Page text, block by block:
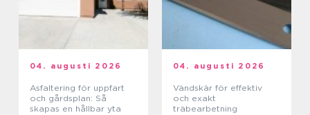
04. augusti 2026
Asfaltering för uppfart
och gårdsplan: Så
skapas en hållbar yta
04. augusti 2026
Vändskär för effektiv
och exakt
träbearbetning